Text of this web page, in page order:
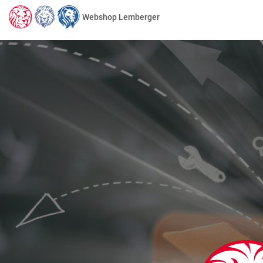
Webshop Lemberger